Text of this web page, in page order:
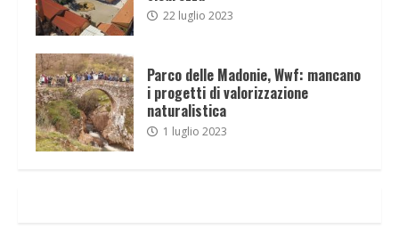
22 luglio 2023
Parco delle Madonie, Wwf: mancano
i progetti di valorizzazione
naturalistica
1 luglio 2023